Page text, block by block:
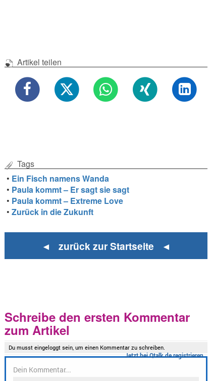
Artikel teilen
Tags
• Ein Fisch namens Wanda
• Paula kommt – Er sagt sie sagt
• Paula kommt – Extreme Love
•Zurück in die Zukunft
◄ zurück zur Startseite ◄
Schreibe den ersten Kommentar
zum Artikel